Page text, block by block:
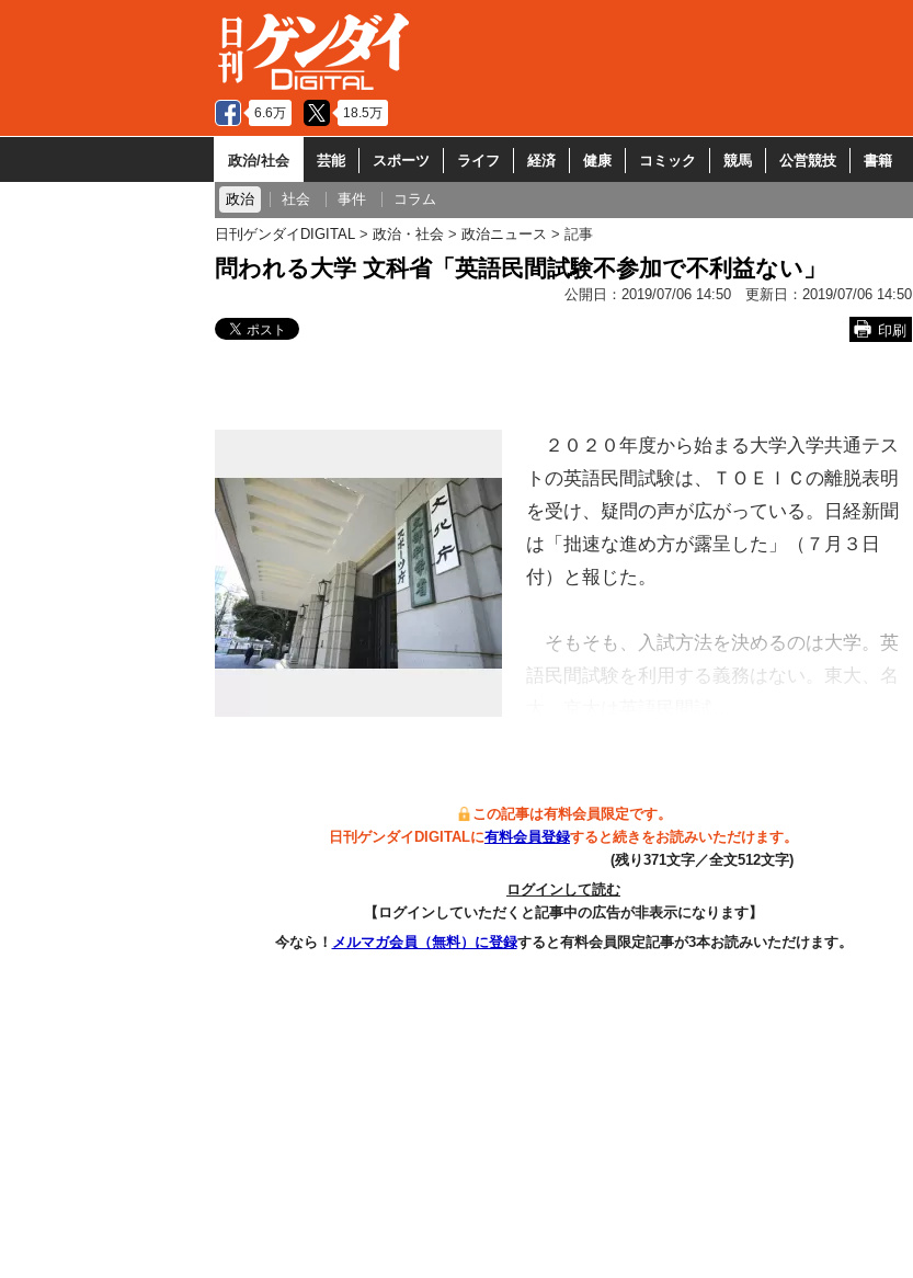
6.6万 18.5万
政治/社会 芸能 スポーツ ライフ 経済 健康 コミック 競馬 公営競技 書籍
政治 社会 事件 コラム
日刊ゲンダイDIGITAL 政治・社会 政治ニュース 記事
問われる大学 文科省「英語民間試験不参加で不利益ない」
公開日： 2019/07/06 14:50 更新日： 2019/07/06 14:50
印刷
２０２０年度から始まる大学入学共通テス
トの英語民間試験は、ＴＯＥＩＣの離脱表明
を受け、疑問の声が広がっている。日経新聞
は「拙速な進め方が露呈した」（７月３日
付）と報じた。
そもそも、入試方法を決めるのは大学。英
語民間試験を利用する義務はない。東大、名
この記事は有料会員限定です。
日刊ゲンダイDIGITALに有料会員登録すると続きをお読みいただけます。
(残り371文字／全文512文字)
ログインして読む
【ログインしていただくと記事中の広告が非表示になります】
今なら！ メルマガ会員（無料）に登録すると有料会員限定記事が3本お読みいただけます。